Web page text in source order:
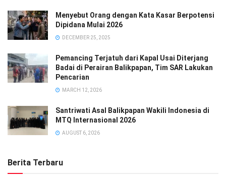
Menyebut Orang dengan Kata Kasar Berpotensi
Dipidana Mulai 2026
DECEMBER 25, 2025
Pemancing Terjatuh dari Kapal Usai Diterjang
Badai di Perairan Balikpapan, Tim SAR Lakukan
Pencarian
MARCH 12, 2026
Santriwati Asal Balikpapan Wakili Indonesia di
MTQ Internasional 2026
AUGUST 6, 2026
Berita Terbaru